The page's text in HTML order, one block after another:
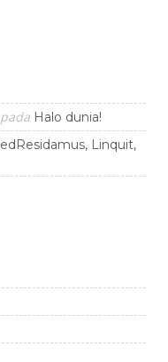
pada Halo dunia!
Linquit,